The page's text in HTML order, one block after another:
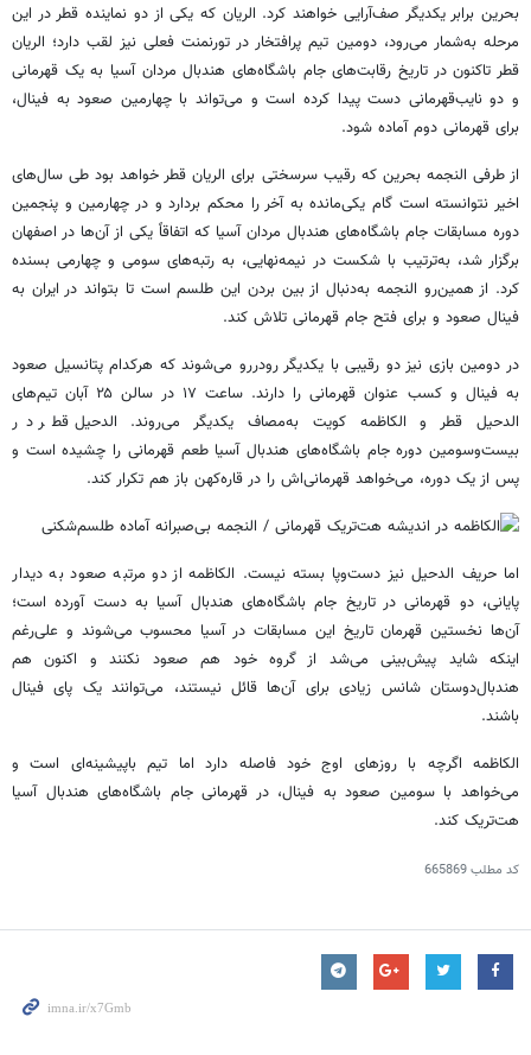
بحرین برابر یکدیگر صف‌آرایی خواهند کرد. الریان که یکی از دو نماینده قطر در این
مرحله به‌شمار می‌رود، دومین تیم پرافتخار در تورنمنت فعلی نیز لقب دارد؛ الریان
قطر تاکنون در تاریخ رقابت‌های جام باشگاه‌های هندبال مردان آسیا به یک قهرمانی
و دو نایب‌قهرمانی دست پیدا کرده است و می‌تواند با چهارمین صعود به فینال،
برای قهرمانی دوم آماده شود.
از طرفی النجمه بحرین که رقیب سرسختی برای الریانقطر خواهد بود طی سال‌های
اخیر نتوانسته است گام یکی‌مانده به آخر را محکم بردارد و در چهارمین و پنجمین
دوره مسابقات جام باشگاه‌های هندبال مردان آسیا که اتفاقاً یکی از آن‌ها در اصفهان
برگزار شد، به‌ترتیب با شکست در نیمه‌نهایی، به رتبه‌های سومی و چهارمی بسنده
کرد. از همین‌رو النجمه به‌دنبال از بین بردن این طلسم است تا بتواند در ایران به
فینال صعود و برای فتح جام قهرمانی تلاش کند.
در دومین بازی نیز دو رقیبی با یکدیگر رودررو می‌شوند که هرکدام پتانسیل صعود
به فینال و کسب عنوان قهرمانی را دارند. ساعت ۱۷ در سالن ۲۵ آبان تیم‌های
الدحیلقطر و الکاظمه کویت به‌مصاف یکدیگر می‌روند. الدحیل قطر در
بیست‌وسومین دوره جام باشگاه‌های هندبال آسیا طعم قهرمانی را چشیده است و
پس از یک دوره، می‌خواهد قهرمانی‌اش را در قاره‌کهن باز هم تکرار کند.
اما حریف الدحیلنیز دست‌وپا بسته نیست. الکاظمهاز دو مرتبه صعود به دیدار
پایانی، دو قهرمانی در تاریخ جام باشگاه‌های هندبال آسیا به دست آورده است؛
آن‌ها نخستین قهرمان تاریخ این مسابقات در آسیا محسوب می‌شوند و علی‌رغم
اینکه شاید پیش‌بینی می‌شد از گروه خود هم صعود نکنند و اکنون هم
هندبال‌دوستان شانس زیادی برای آن‌ها قائل نیستند، می‌توانند یک پای فینال
باشند.
الکاظمه اگرچه با روزهای اوج خود فاصله دارد اما تیم باپیشینه‌ای است و
می‌خواهد با سومین صعود به فینال، در قهرمانی جام باشگاه‌های هندبال آسیا
هت‌تریک کند.
کد مطلب665869